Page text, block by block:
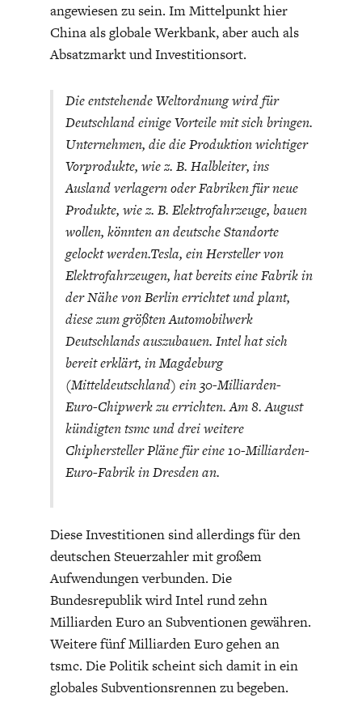
angewiesen zu sein. Im Mittelpunkt hier
China als globale Werkbank, aber auch als
Absatzmarkt und Investitionsort.
Die entstehende Weltordnung wird für
Deutschland einige Vorteile mit sich bringen.
Unternehmen, die die Produktion wichtiger
Vorprodukte, wie z. B. Halbleiter, ins
Ausland verlagern oder Fabriken für neue
Produkte, wie z. B. Elektrofahrzeuge, bauen
wollen, könnten an deutsche Standorte
gelockt werden.Tesla, ein Hersteller von
Elektrofahrzeugen, hat bereits eine Fabrik in
der Nähe von Berlin errichtet und plant,
diese zum größten Automobilwerk
Deutschlands auszubauen. Intel hat sich
bereit erklärt, in Magdeburg
(Mitteldeutschland) ein 30-Milliarden-
Euro-Chipwerk zu errichten. Am 8. August
kündigten tsmc und drei weitere
Chiphersteller Pläne für eine 10-Milliarden-
Euro-Fabrik in Dresden an.
Diese Investitionen sind allerdings für den
deutschen Steuerzahler mit großem
Aufwendungen verbunden. Die
Bundesrepublik wird Intel rund zehn
Milliarden Euro an Subventionen gewähren.
Weitere fünf Milliarden Euro gehen an
tsmc. Die Politik scheint sich damit in ein
globales Subventionsrennen zu begeben.